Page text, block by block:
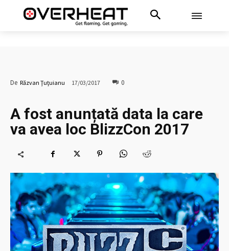
De Răzvan Ţuţuianu 17/03/2017 0
A fost anunțată data la care
va avea loc BlizzCon 2017